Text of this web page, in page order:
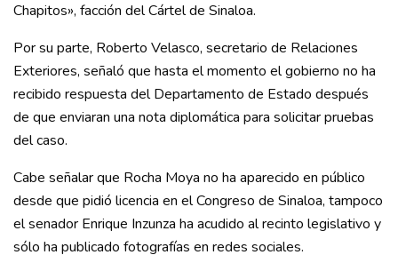
Chapitos», facción del Cártel de Sinaloa.
Por su parte, Roberto Velasco, secretario de Relaciones
Exteriores, señaló que hasta el momento el gobierno no ha
recibido respuesta del Departamento de Estado después
de que enviaran una nota diplomática para solicitar pruebas
del caso.
Cabe señalar que Rocha Moya no ha aparecido en público
desde que pidió licencia en el Congreso de Sinaloa, tampoco
el senador Enrique Inzunza ha acudido al recinto legislativo y
sólo ha publicado fotografías en redes sociales.